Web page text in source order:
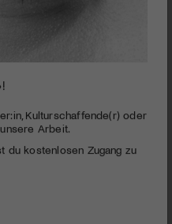
Angle
auf anderen Festivals
Jahr durchsetzen
Weltpremiere präsentierte
Kulturschaffende(r) oder
kostenlosen Zugang zu